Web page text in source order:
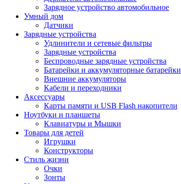
Зарядное устройство автомобильное
Умный дом
Датчики
Зарядные устройства
Удлинители и сетевые фильтры
Зарядные устройства
Беспроводные зарядные устройства
Батарейки и аккумуляторные батарейки
Внешние аккумуляторы
Кабели и переходники
Аксессуары
Карты памяти и USB Flash накопители
Ноутбуки и планшеты
Клавиатуры и Мышки
Товары для детей
Игрушки
Конструкторы
Стиль жизни
Очки
Зонты